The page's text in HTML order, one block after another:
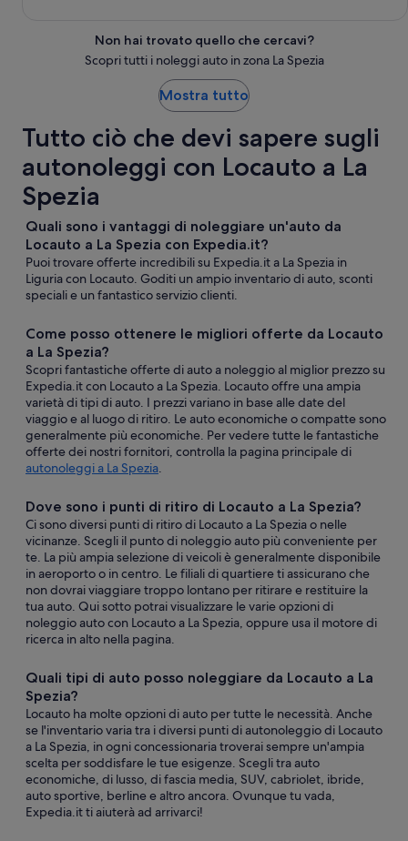
Non hai trovato quello che cercavi?
Scopri tutti i noleggi auto in zona La Spezia
Mostra tutto
Tutto ciò che devi sapere sugli
autonoleggi con Locauto a La
Spezia
Quali sono i vantaggi di noleggiare un'auto da
Locauto a La Spezia con Expedia.it?
Puoi trovare offerte incredibili su Expedia.it a La Spezia in
Liguria con Locauto. Goditi un ampio inventario di auto, sconti
speciali e un fantastico servizio clienti.
Come posso ottenere le migliori offerte da Locauto
a La Spezia?
Scopri fantastiche offerte di auto a noleggio al miglior prezzo su
Expedia.it con Locauto a La Spezia. Locauto offre una ampia
varietà di tipi di auto. I prezzi variano in base alle date del
viaggio e al luogo di ritiro. Le auto economiche o compatte sono
generalmente più economiche. Per vedere tutte le fantastiche
offerte dei nostri fornitori, controlla la pagina principale di
autonoleggi a La Spezia.
Dove sono i punti di ritiro di Locauto a La Spezia?
Ci sono diversi punti di ritiro di Locauto a La Spezia o nelle
vicinanze. Scegli il punto di noleggio auto più conveniente per
te. La più ampia selezione di veicoli è generalmente disponibile
in aeroporto o in centro. Le filiali di quartiere ti assicurano che
non dovrai viaggiare troppo lontano per ritirare e restituire la
tua auto. Qui sotto potrai visualizzare le varie opzioni di
noleggio auto con Locauto a La Spezia, oppure usa il motore di
ricerca in alto nella pagina.
Quali tipi di auto posso noleggiare da Locauto a La
Spezia?
Locauto ha molte opzioni di auto per tutte le necessità. Anche
se l'inventario varia tra i diversi punti di autonoleggio di Locauto
a La Spezia, in ogni concessionaria troverai sempre un'ampia
scelta per soddisfare le tue esigenze. Scegli tra auto
economiche, di lusso, di fascia media, SUV, cabriolet, ibride,
auto sportive, berline e altro ancora. Ovunque tu vada,
Expedia.it ti aiuterà ad arrivarci!